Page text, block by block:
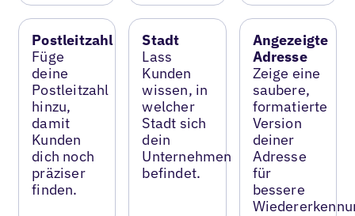
Postleitzahl
Füge
deine
Postleitzahl
hinzu,
damit
Kunden
dich noch
präziser
finden.
Stadt
Lass
Kunden
wissen, in
welcher
Stadt sich
dein
Unternehmen
befindet.
Angezeigte
Adresse
Zeige eine
saubere,
formatierte
Version
deiner
Adresse
für
bessere